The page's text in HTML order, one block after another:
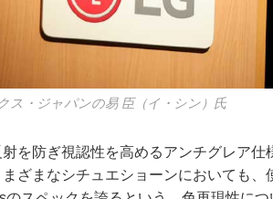
ス・ジャパンの易 臣（イ・シン）氏
を防ぎ視認性を高めるアンチグレア仕
ざまなシチュエショーンにおいても、